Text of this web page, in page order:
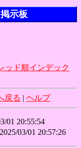
示板
ッド順インデック
戻る | ヘルプ
01 20:55:54
2025/03/01 20:57:26